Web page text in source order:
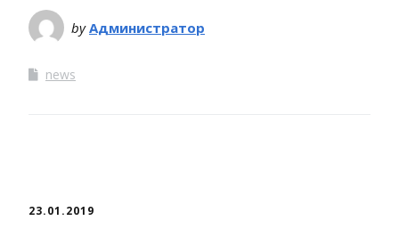
byАдминистратор
news
23.01.2019